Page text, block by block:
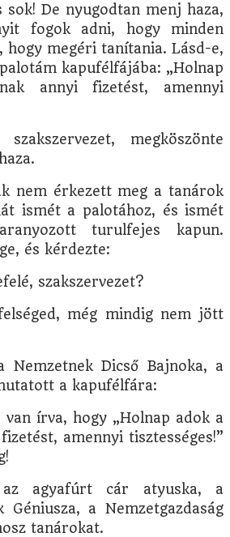
sok! De nyugodtan menj haza,
fogok adni, hogy minden
megéri tanítania. Lásd-e,
kapufélfájába: „Holnap
annyi fizetést, amennyi
megköszönte
nem érkezett meg a tanárok
ismét a palotához, és ismét
turulfejes kapun.
és kérdezte:
szakszervezet?
még mindig nem jött
Nemzetnek Dicső Bajnoka, a
a kapufélfára:
írva, hogy „Holnap adok a
amennyi tisztességes!”
agyafúrt cár atyuska, a
Géniusza, a Nemzetgazdaság
tanárokat.